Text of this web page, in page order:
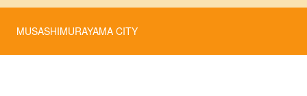
MUSASHIMURAYAMA CITY